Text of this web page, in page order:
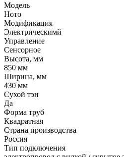
Модель
Ното
Модификация
Электрическимй
Управление
Сенсорное
Высота, мм
850 мм
Ширина, мм
430 мм
Сухой тэн
Да
Форма труб
Квадратная
Страна производства
Россия
Тип подключения